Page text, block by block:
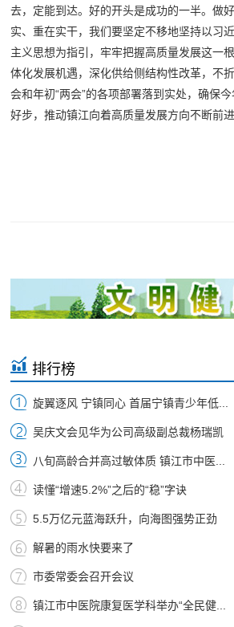
去，定能到达。好的开头是成功的一半。做
实、重在实干，我们要坚定不移地坚持以习
主义思想为指引，牢牢把握高质量发展这一
体化发展机遇，深化供给侧结构性改革，不
会和年初“两会”的各项部署落到实处，确保
好步，推动镇江向着高质量发展方向不断前进
排行榜
旋翼逐风 宁镇同心 首届宁镇青少年低...
吴庆文会见华为公司高级副总裁杨瑞凯
八旬高龄合并高过敏体质 镇江市中医...
读懂“增速5.2%”之后的“稳”字诀
5.5万亿元蓝海跃升，向海图强势正劲
解暑的雨水快要来了
市委常委会召开会议
镇江市中医院康复医学科举办“全民健...